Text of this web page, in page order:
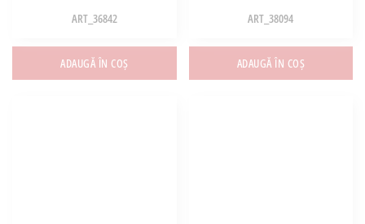
ART_36842
ADAUGĂ ÎN COȘ
ART_38094
ADAUGĂ ÎN COȘ